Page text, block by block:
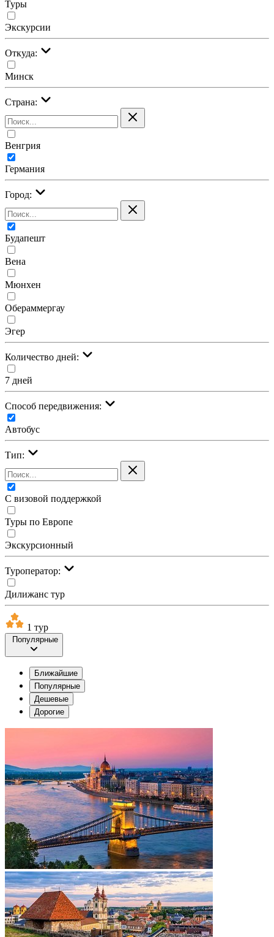
Туры
Экскурсии
Откуда:
Минск
Страна:
Венгрия
Германия
Город:
Будапешт
Вена
Мюнхен
Обераммергау
Эгер
Количество дней:
7 дней
Cпособ передвижения:
Автобус
Тип:
С визовой поддержкой
Туры по Европе
Экскурсионный
Туроператор:
Дилижанс тур
1 тур
Популярные
Ближайшие
Популярные
Дешевые
Дорогие